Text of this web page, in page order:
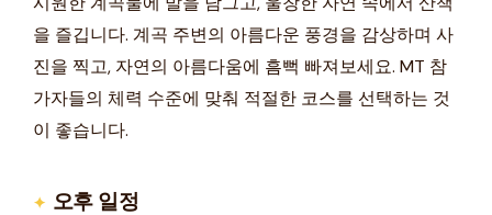
을 즐깁니다. 계곡 주변의 아름다운 풍경을 감상하며 사
진을 찍고, 자연의 아름다움에 흠뻑 빠져보세요. MT 참
가자들의 체력 수준에 맞춰 적절한 코스를 선택하는 것
이 좋습니다.
오후 일정